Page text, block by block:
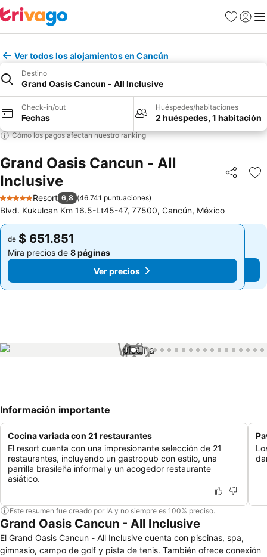
Favoritos
Iniciar
Ver todos los alojamientos en Cancún
Destino
Grand Oasis Cancun - All Inclusive
Check-in/out
Fechas
Huéspedes/habitaciones
2 huéspedes, 1 habitación
Cómo los pagos afectan nuestro ranking
Grand Oasis Cancun - All
Inclusive
Compartir
5 Estrellas
Resort 6,8 (46.741 puntuaciones)
Blvd. Kukulcan Km 16.5-Lt45-47, 77500, Cancún, México
de $ 651.851
Mira precios de 8 páginas
Ver precios
de $ 651.851
Mira precios de 8 páginas
Ver precios
1 / 65
Información importante
Cocina variada con 21 restaurantes
El resort cuenta con una impresionante selección de 21
restaurantes, incluyendo un gastropub con estilo, una
parrilla brasileña informal y un acogedor restaurante
asiático.
Este resumen fue creado por IA y no siempre es 100% preciso.
Grand Oasis Cancun - All Inclusive
El Grand Oasis Cancun - All Inclusive cuenta con piscinas, spa,
gimnasio, campo de golf y pista de tenis. También ofrece conexión